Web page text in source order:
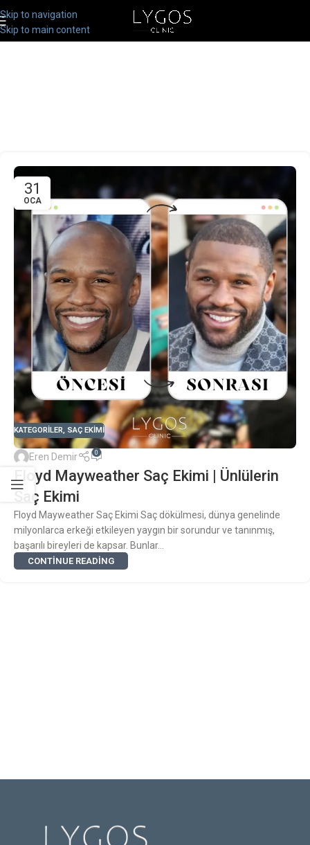
Skip to navigation
Skip to main content
31
OCA
KATEGORILER, SAÇ EKIMI
Eren Demir 0
Floyd Mayweather Saç Ekimi | Ünlülerin
Saç Ekimi
Floyd Mayweather Saç Ekimi Saç dökülmesi, dünya genelinde
milyonlarca erkeği etkileyen yaygın bir sorundur ve tanınmış,
başarılı bireyleri de kapsar. Bunlar...
CONTINUE READING